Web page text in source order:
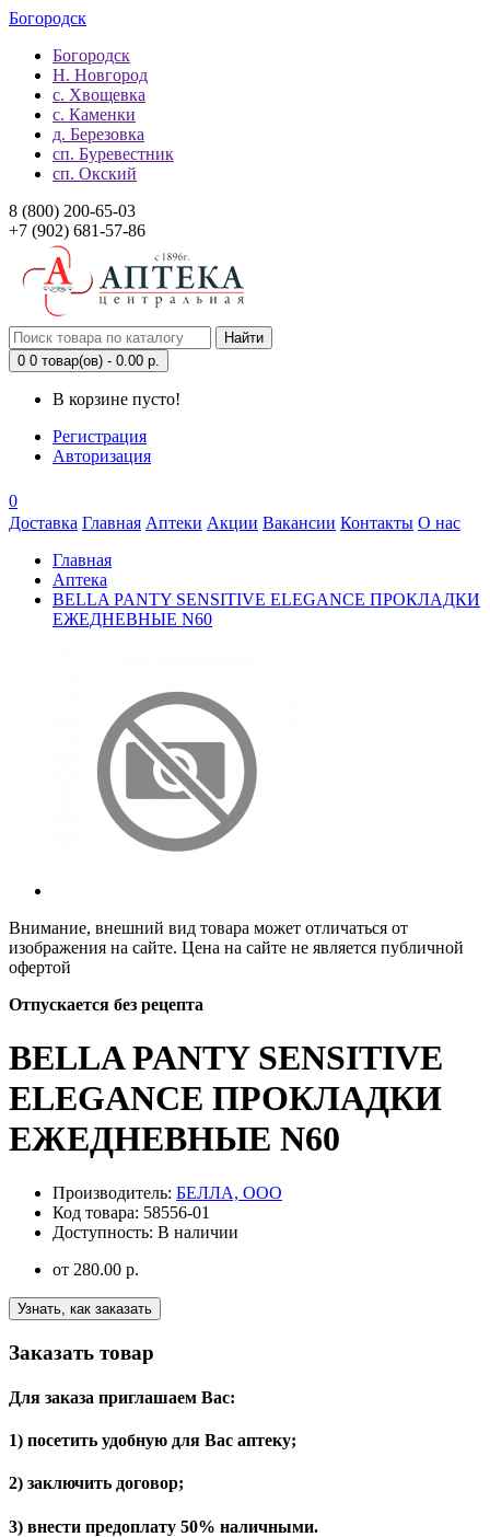
Богородск
Богородск
Н. Новгород
с. Хвощевка
с. Каменки
д. Березовка
сп. Буревестник
сп. Окский
8 (800) 200-65-03
+7 (902) 681-57-86
Найти
0 0 товар(ов) - 0.00 р.
В корзине пусто!
Регистрация
Авторизация
0
Доставка Главная Аптеки Акции Вакансии Контакты О нас
Главная
Аптека
BELLA PANTY SENSITIVE ELEGANCE ПРОКЛАДКИ
ЕЖЕДНЕВНЫЕ N60
Внимание, внешний вид товара может отличаться от
изображения на сайте. Цена на сайте не является публичной
офертой
Отпускается без рецепта
BELLA PANTY SENSITIVE
ELEGANCE ПРОКЛАДКИ
ЕЖЕДНЕВНЫЕ N60
Производитель: БЕЛЛА, ООО
Код товара: 58556-01
Доступность: В наличии
от 280.00 р.
Узнать, как заказать
Заказать товар
Для заказа приглашаем Вас:
1) посетить удобную для Вас аптеку;
2) заключить договор;
3) внести предоплату 50% наличными.